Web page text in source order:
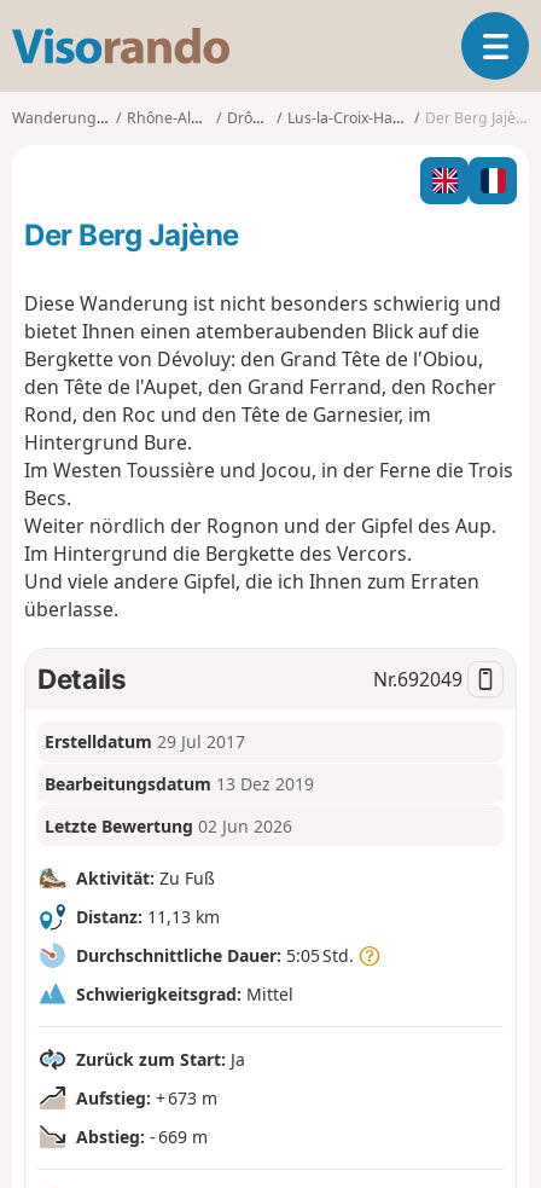
s
o
o
T
o
g
l
n
g
i
Wanderungen Rhône-Alpes Drôme Lus-la-Croix-Haute Der Berg Jajène
Der Berg Jajène
Diese Wanderung ist nicht besonders schwierig und
bietet Ihnen einen atemberaubenden Blick auf die
Bergkette von Dévoluy: den Grand Tête de l'Obiou,
den Tête de l'Aupet, den Grand Ferrand, den Rocher
Rond, den Roc und den Tête de Garnesier, im
Hintergrund Bure.
Im Westen Toussière und Jocou, in der Ferne die Trois
Becs.
Weiter nördlich der Rognon und der Gipfel des Aup.
Im Hintergrund die Bergkette des Vercors.
Und viele andere Gipfel, die ich Ihnen zum Erraten
überlasse.
Details Nr.692049
Erstelldatum 29 Jul 2017
Bearbeitungsdatum 13 Dez 2019
Letzte Bewertung 02 Jun 2026
Aktivität: Zu Fuß
Distanz: 11,13 km
Durchschnittliche Dauer: 5:05 Std.
Schwierigkeitsgrad: Mittel
Zurück zum Start: Ja
Aufstieg: + 673 m
Abstieg: - 669 m